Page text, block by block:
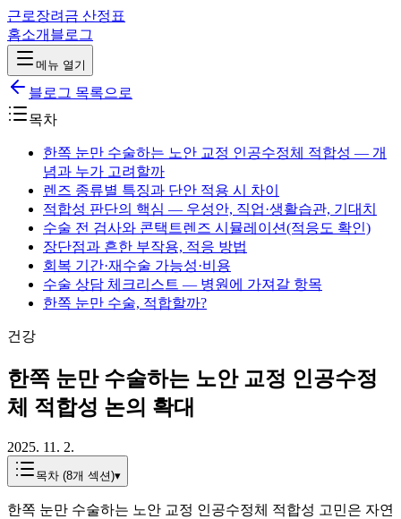
근로장려금 산정표
홈소개 블로그
메뉴 열기
블로그 목록으로
목차
한쪽 눈만 수술하는 노안 교정 인공수정체 적합성 — 개
념과 누가 고려할까
렌즈 종류별 특징과 단안 적용 시 차이
적합성 판단의 핵심 — 우성안, 직업·생활습관, 기대치
수술 전 검사와 콘택트렌즈 시뮬레이션(적응도 확인)
장단점과 흔한 부작용, 적응 방법
회복 기간·재수술 가능성·비용
수술 상담 체크리스트 — 병원에 가져갈 항목
한쪽 눈만 수술, 적합할까?
건강
한쪽 눈만 수술하는 노안 교정 인공수정
체 적합성 논의 확대
2025. 11. 2.
목차 (8개 섹션)▾
한쪽 눈만 수술하는 노안 교정 인공수정체 적합성 고민은 자연